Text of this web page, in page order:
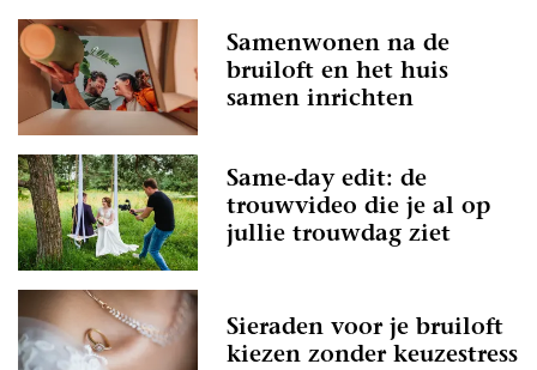
Samenwonen na de
bruiloft en het huis
samen inrichten
Same-day edit: de
trouwvideo die je al op
jullie trouwdag ziet
Sieraden voor je bruiloft
kiezen zonder keuzestress